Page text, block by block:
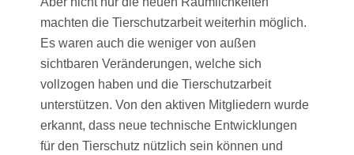
machten die Tierschutzarbeit weiterhin möglich.
Es waren auch die weniger von außen
sichtbaren Veränderungen, welche sich
vollzogen haben und die Tierschutzarbeit
unterstützen. Von den aktiven Mitgliedern wurde
erkannt, dass neue technische Entwicklungen
für den Tierschutz nützlich sein können und